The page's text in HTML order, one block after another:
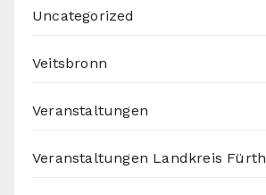
Uncategorized
Veitsbronn
Veranstaltungen
Veranstaltungen Landkreis Fürth